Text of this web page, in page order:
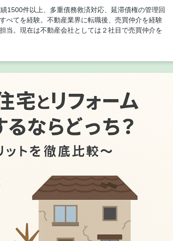
1500件以上、多重債務救済対応、延滞債権の管理回
べてを経験。不動産業界に転職後、売買仲介を経験
当。現在は不動産会社としては２社目で売買仲介を